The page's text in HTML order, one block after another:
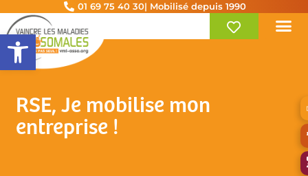
Ouvrir la barre d’outils
01 69 75 40 30| Mobilisé depuis 1990
RSE, Je mobilise mon
entreprise !